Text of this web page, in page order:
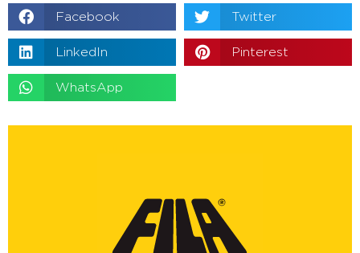
Facebook Twitter
LinkedIn Pinterest
WhatsApp